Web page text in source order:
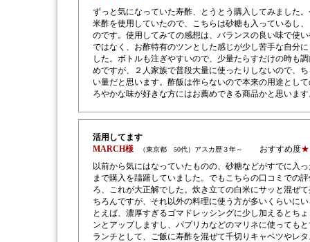
ずっと気になっていた寿酢、とうとう購入してみました
米酢を使用していたので、こちらは砂糖も入っているし
のです。使用してみての感想は、バランスの良い味で使
ではなく、お酢特有のツンとした感じが少し苦手な自分
した。ボトルも注ぎやすいので、少量たらすだけの時も
めですが、２人家族で普段大量に使ったりしないので、
い量だと思います。酢飯は作らないので本来の用途とし
ろやかな味が好きな方にはお薦めできる商品かと思います
活用してます
MARCH様
（東京都 50代）アスカ歴３年～ おすすめ度
以前から気にはなっていたものの、砂糖などがすでに入
まで購入を躊躇していました。でもこちらの口コミでの
ろ、これが大正解でした。炊き立ての白米にサッと混ぜ
ちろんですが、それ以外の料理に使う方が多いくらいに
とえば、濃厚すぎるゴマドレッシングに少し加えるとち
ンとアップしますし、パプリカなどのマリネに使っても
ランチとして、ご飯に寿酢を混ぜて千切りキャベツやレ